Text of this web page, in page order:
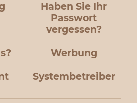
Haben Sie Ihr
Passwort
vergessen?
Werbung
Systembetreiber